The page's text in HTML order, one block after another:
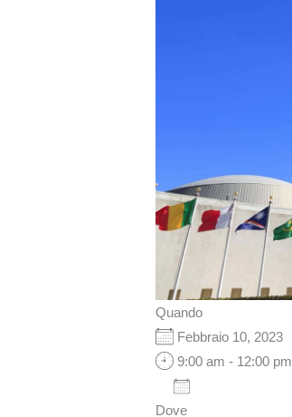
Quando
Febbraio 10, 2023
9:00 am - 12:00 pm
Dove